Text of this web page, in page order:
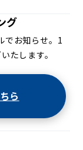
グ
でお知らせ。1
たします。
ら